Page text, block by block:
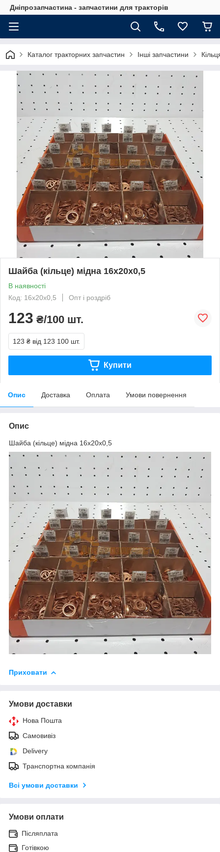
Дніпрозапчастина - запчастини для тракторів
Каталог тракторних запчастин Інші запчастини
Шайба (кільце) мідна 16x20x0,5
В наявності
Код: 16x20x0,5
Опт і роздріб
123 ₴/100 шт.
123 ₴ від 123 100 шт.
Купити
Опис Доставка Оплата Умови повернення
Опис
Шайба (кільце) мідна 16x20x0,5
Приховати
Умови доставки
Нова Пошта
Самовивіз
Delivery
Транспортна компанія
Всі умови доставки
Умови оплати
Післяплата
Готівкою